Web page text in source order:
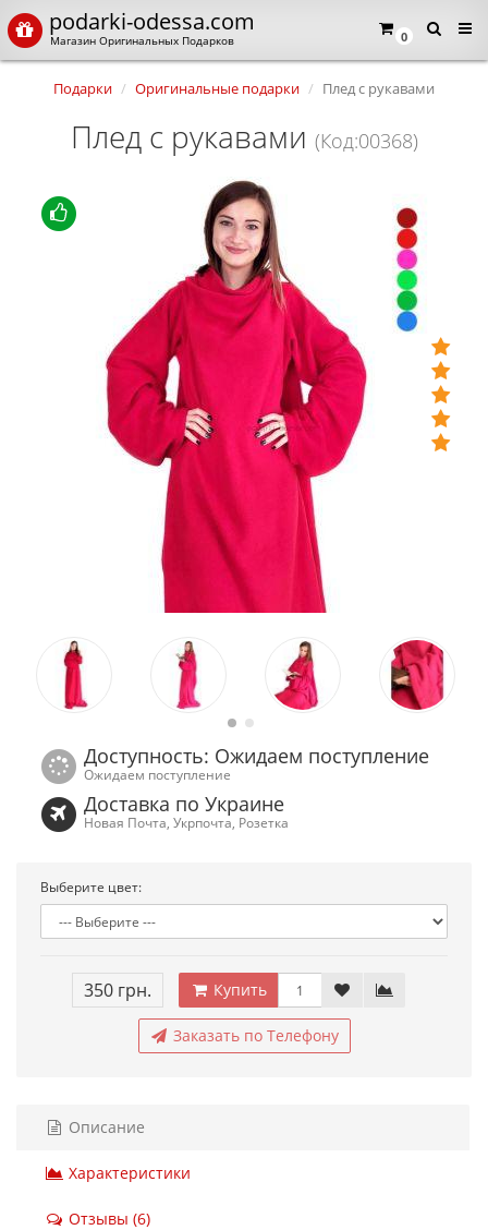
0
podarki-odessa.com
Магазин Оригинальных Подарков
Подарки Оригинальные подарки Плед с рукавами
Плед с рукавами (Код:00368)
Доступность: Ожидаем поступление
Ожидаем поступление
Доставка по Украине
Новая Почта, Укрпочта, Розетка
Выберите цвет:
350 грн. Купить
Заказать по Телефону
Описание
Характеристики
Отзывы (6)